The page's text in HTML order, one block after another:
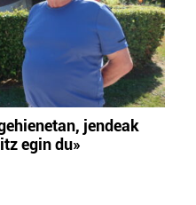
jendeak
egin du»